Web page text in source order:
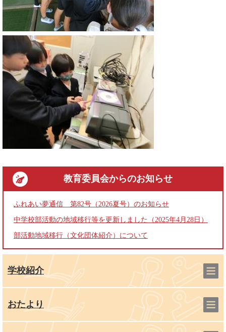
教育委員会からのお知らせ
ふれあい夢通信 第82号（2026夏号）のお知らせ
中学校部活動の地域移行等を更新しました（2025年4月28日）
部活動地域移行（文化団体紹介）について
学校紹介
おたより